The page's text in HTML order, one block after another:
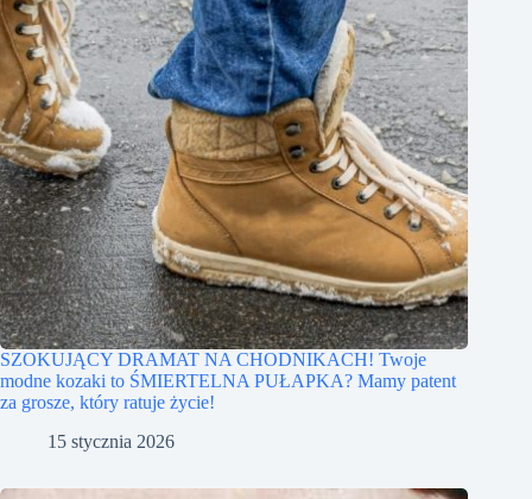
SZOKUJĄCY DRAMAT NA CHODNIKACH! Twoje
modne kozaki to ŚMIERTELNA PUŁAPKA? Mamy patent
za grosze, który ratuje życie!
15 stycznia 2026